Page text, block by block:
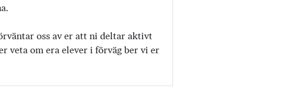
oss av er att ni deltar aktivt
veta om era elever i förväg ber vi er